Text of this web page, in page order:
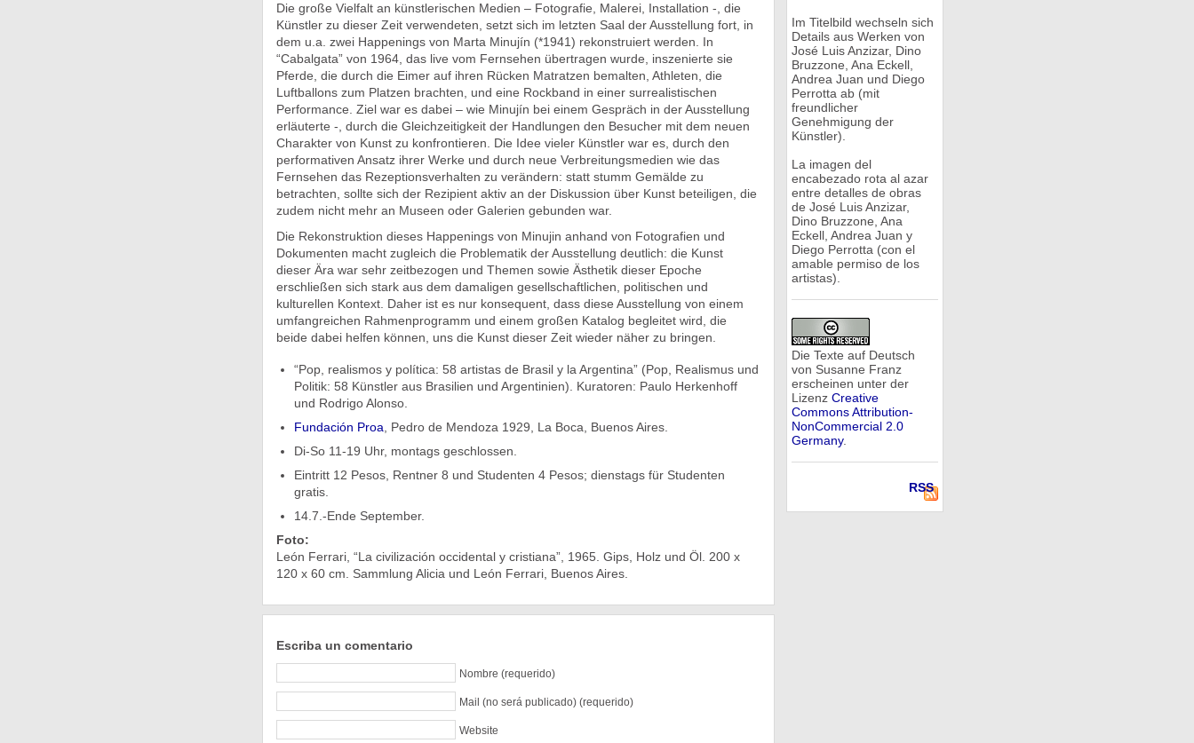
Die große Vielfalt an künstlerischen Medien – Fotografie, Malerei, Installation -, die
Künstler zu dieser Zeit verwendeten, setzt sich im letzten Saal der Ausstellung fort, in
dem u.a. zwei Happenings von Marta Minujín (*1941) rekonstruiert werden. In
“Cabalgata” von 1964, das live vom Fernsehen übertragen wurde, inszenierte sie
Pferde, die durch die Eimer auf ihren Rücken Matratzen bemalten, Athleten, die
Luftballons zum Platzen brachten, und eine Rockband in einer surrealistischen
Performance. Ziel war es dabei – wie Minujín bei einem Gespräch in der Ausstellung
erläuterte -, durch die Gleichzeitigkeit der Handlungen den Besucher mit dem neuen
Charakter von Kunst zu konfrontieren. Die Idee vieler Künstler war es, durch den
performativen Ansatz ihrer Werke und durch neue Verbreitungsmedien wie das
Fernsehen das Rezeptionsverhalten zu verändern: statt stumm Gemälde zu
betrachten, sollte sich der Rezipient aktiv an der Diskussion über Kunst beteiligen, die
zudem nicht mehr an Museen oder Galerien gebunden war.
Die Rekonstruktion dieses Happenings von Minujin anhand von Fotografien und
Dokumenten macht zugleich die Problematik der Ausstellung deutlich: die Kunst
dieser Ära war sehr zeitbezogen und Themen sowie Ästhetik dieser Epoche
erschließen sich stark aus dem damaligen gesellschaftlichen, politischen und
kulturellen Kontext. Daher ist es nur konsequent, dass diese Ausstellung von einem
umfangreichen Rahmenprogramm und einem großen Katalog begleitet wird, die
beide dabei helfen können, uns die Kunst dieser Zeit wieder näher zu bringen.
“Pop, realismos y política: 58 artistas de Brasil y la Argentina” (Pop, Realismus und
Politik: 58 Künstler aus Brasilien und Argentinien). Kuratoren: Paulo Herkenhoff
und Rodrigo Alonso.
Fundación Proa , Pedro de Mendoza 1929, La Boca, Buenos Aires.
Di-So 11-19 Uhr, montags geschlossen.
Eintritt 12 Pesos, Rentner 8 und Studenten 4 Pesos; dienstags für Studenten
gratis.
14.7.-Ende September.
Foto:
León Ferrari, “La civilización occidental y cristiana”, 1965. Gips, Holz und Öl. 200 x
120 x 60 cm. Sammlung Alicia und León Ferrari, Buenos Aires.
Escriba un comentario
Nombre (requerido)
Mail (no será publicado) (requerido)
Website
Im Titelbild wechseln sich
Details aus Werken von
José Luis Anzizar, Dino
Bruzzone, Ana Eckell,
Andrea Juan und Diego
Perrotta ab (mit
freundlicher
Genehmigung der
Künstler).
La imagen del
encabezado rota al azar
entre detalles de obras
de José Luis Anzizar,
Dino Bruzzone, Ana
Eckell, Andrea Juan y
Diego Perrotta (con el
amable permiso de los
artistas).
Die Texte auf Deutsch
von Susanne Franz
erscheinen unter der
Lizenz Creative
Commons Attribution-
NonCommercial 2.0
Germany.
RSS